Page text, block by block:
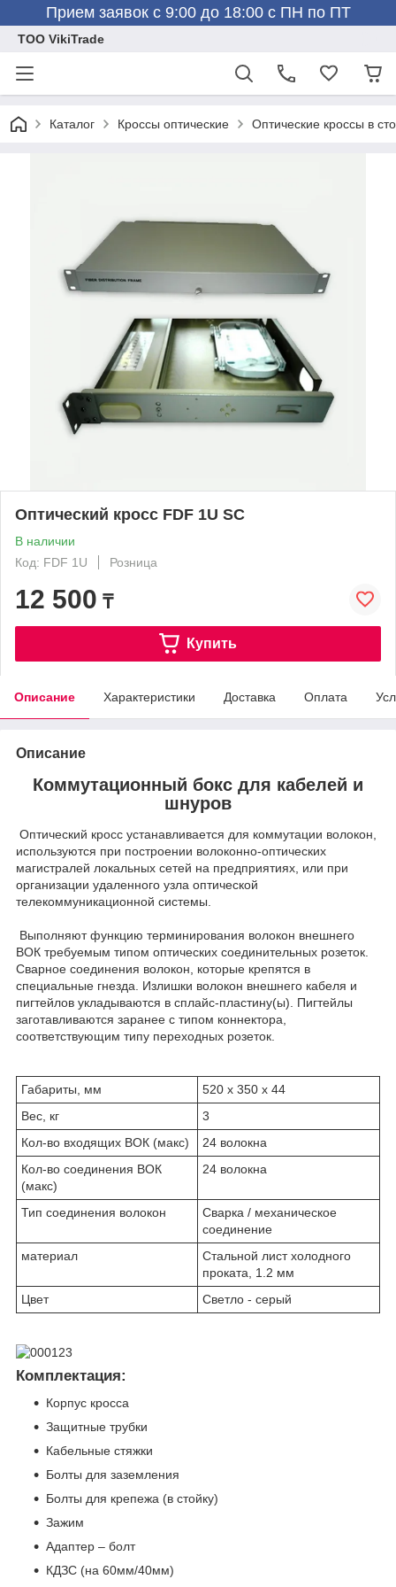
Прием заявок с 9:00 до 18:00 с ПН по ПТ
ТОО VikiTrade
Каталог Кроссы оптические Оптические кроссы в
Оптический кросс FDF 1U SC
В наличии
Код: FDF 1U
Розница
12 500 ₸
Купить
Описание Характеристики Доставка Оплата
Описание
Коммутационный бокс для кабелей и
шнуров
Оптический кросс устанавливается для коммутации волокон,
используются при построении волоконно-оптических
магистралей локальных сетей на предприятиях, или при
организации удаленного узла оптической
телекоммуникационной системы.
Выполняют функцию терминирования волокон внешнего
ВОК требуемым типом оптических соединительных розеток.
Сварное соединения волокон, которые крепятся в
специальные гнезда. Излишки волокон внешнего кабеля и
пигтейлов укладываются в сплайс-пластину(ы). Пигтейлы
заготавливаются заранее с типом коннектора,
соответствующим типу переходных розеток.
Габариты, мм
520 х 350 х 44
Вес, кг
3
Кол-во входящих ВОК (макс)
24 волокна
Кол-во соединения ВОК
(макс)
24 волокна
Тип соединения волокон
Сварка / механическое
соединение
материал
Стальной лист холодного
проката, 1.2 мм
Цвет
Светло - серый
Комплектация:
Корпус кросса
Защитные трубки
Кабельные стяжки
Болты для заземления
Болты для крепежа (в стойку)
Зажим
Адаптер – болт
КДЗС (на 60мм/40мм)